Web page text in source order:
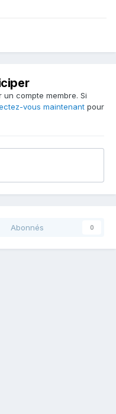
compte membre. Si
vous maintenant pour
Abonnés 0